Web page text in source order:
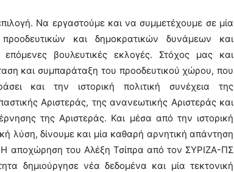
Να εργαστούμε και να συμμετέχουμε σε μία
και δημοκρατικών δυνάμεων και
βουλευτικές εκλογές. Στόχος μας και
και συμπαράταξη του προοδευτικού χώρου, που
και την ιστορική πολιτική συνέχεια της
Αριστεράς, της ανανεωτικής Αριστεράς και
της Αριστεράς. Και μέσα από την ιστορική
λύση, δίνουμε και μία καθαρή αρνητική απάντηση
αποχώρηση του Αλέξη Τσίπρα από τον ΣΥΡΙΖΑ-ΠΣ
δημιούργησε νέα δεδομένα και μία τεκτονική